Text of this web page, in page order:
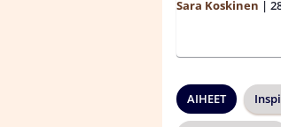
Sara Koskinen |
AIHEET